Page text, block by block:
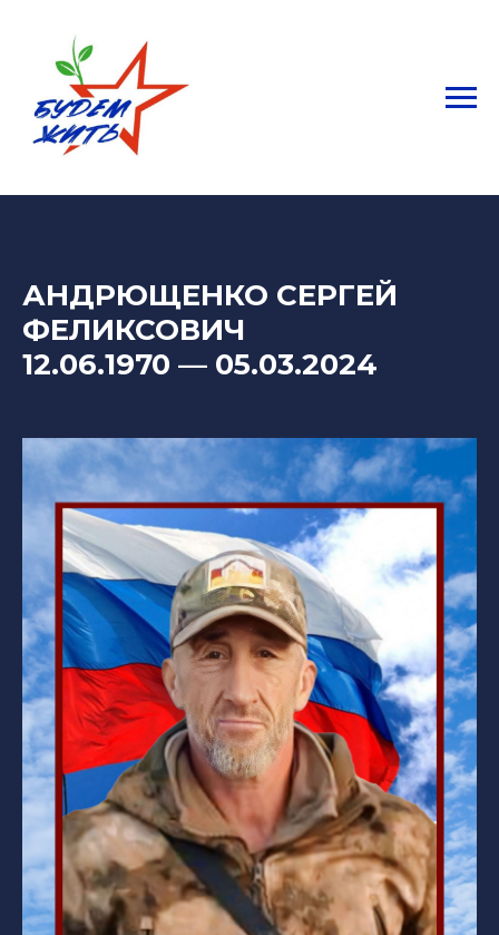
АНДРЮЩЕНКО СЕРГЕЙ
ФЕЛИКСОВИЧ
12.06.1970 — 05.03.2024